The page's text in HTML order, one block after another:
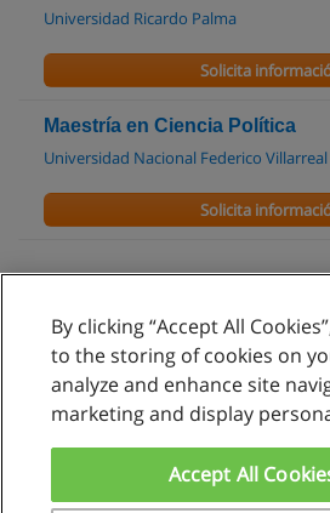
Universidad Ricardo Palma
Solicita
Maestría en Ciencia Política
Universidad Nacional Federico Villarreal
Solicita
Reglas de uso
Privacidad de
By clicking “Accept All
to the storing of cookies on
analyze and enhance site
marketing and display
Accept All